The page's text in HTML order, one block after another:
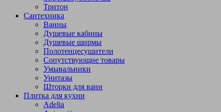
Тритон
Сантехника
Ванны
Душевые кабины
Душевые ширмы
Полотенцесушители
Сопутствующие товары
Умывальники
Унитазы
Шторки для ванн
Плитка для кухни
Adelia